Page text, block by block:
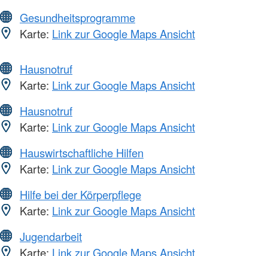
Gesundheitsprogramme
Karte: Link zur Google Maps Ansicht
Hausnotruf
Karte: Link zur Google Maps Ansicht
Hausnotruf
Karte: Link zur Google Maps Ansicht
Hauswirtschaftliche Hilfen
Karte: Link zur Google Maps Ansicht
Hilfe bei der Körperpflege
Karte: Link zur Google Maps Ansicht
Jugendarbeit
Karte: Link zur Google Maps Ansicht